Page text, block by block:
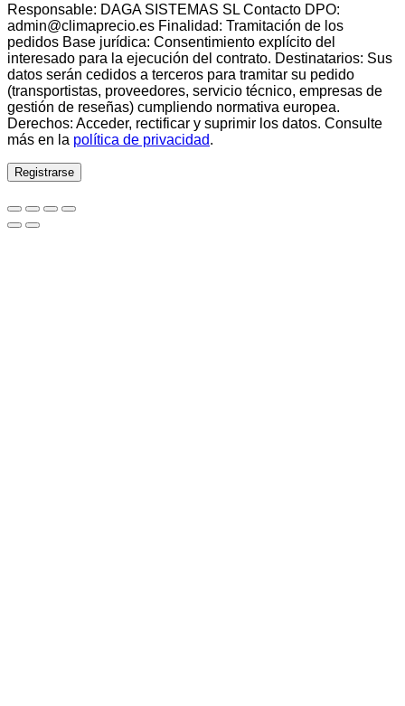
Responsable: DAGA SISTEMAS SL Contacto DPO:
admin@climaprecio.es Finalidad: Tramitación de los
pedidos Base jurídica: Consentimiento explícito del
interesado para la ejecución del contrato. Destinatarios: Sus
datos serán cedidos a terceros para tramitar su pedido
(transportistas, proveedores, servicio técnico, empresas de
gestión de reseñas) cumpliendo normativa europea.
Derechos: Acceder, rectificar y suprimir los datos. Consulte
más en la política de privacidad.
Registrarse